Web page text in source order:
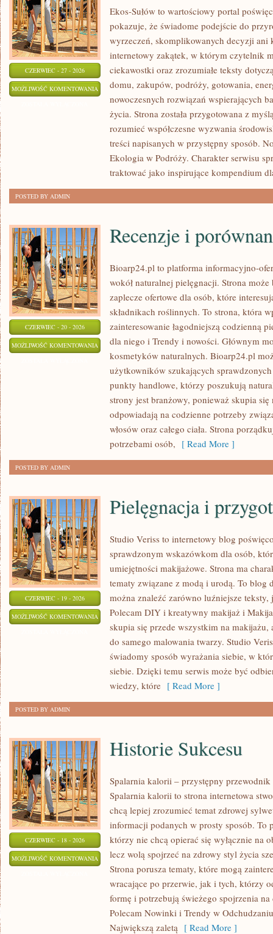
CZERWIEC - 27 - 2026
MOŻLIWOŚĆ KOMENTOWANIA ŚWIADOME
ZAKUPY
Ekos-Sułów to wartościowy portal
pokazuje, że świadome podejście do
wyrzeczeń, skomplikowanych decyzji ani
internetowy zakątek, w którym czytelnik
ciekawostki oraz zrozumiałe teksty
domu, zakupów, podróży, gotowania,
nowoczesnych rozwiązań wspierających
życia. Strona została przygotowana z
rozumieć współczesne wyzwania
treści napisanych w przystępny sposób.
Ekologia w Podróży. Charakter serwisu
traktować jako inspirujące kompendium
POSTED BY ADMIN
CZERWIEC - 20 - 2026
MOŻLIWOŚĆ KOMENTOWANIA RECENZJE
PORÓWNANIA
Recenzje i
Bioarp24.pl to platforma informacyjno-
wokół naturalnej pielęgnacji. Strona
zaplecze ofertowe dla osób, które
składnikach roślinnych. To strona, która
zainteresowanie łagodniejszą codzienną
dla niego i Trendy i nowości. Głównym
kosmetyków naturalnych. Bioarp24.pl
użytkowników szukających
punkty handlowe, którzy poszukują
strony jest branżowy, ponieważ skupia
odpowiadają na codzienne potrzeby
włosów oraz całego ciała. Strona
potrzebami osób, [ Read More ]
POSTED BY ADMIN
CZERWIEC - 19 - 2026
MOŻLIWOŚĆ KOMENTOWANIA PIELĘGNACJA
PRZYGOTOWANIE
SKÓRY
Pielęgnacja i
Studio Veriss to internetowy blog
sprawdzonym wskazówkom dla osób,
umiejętności makijażowe. Strona ma
tematy związane z modą i urodą. To blog
można znaleźć zarówno luźniejsze
Polecam DIY i kreatywny makijaż i
skupia się przede wszystkim na makijażu,
do samego malowania twarzy. Studio
świadomy sposób wyrażania siebie, w
siebie. Dzięki temu serwis może być
wiedzy, które [ Read More ]
POSTED BY ADMIN
CZERWIEC - 18 - 2026
MOŻLIWOŚĆ KOMENTOWANIA HISTORIE
SUKCESU
Historie Sukcesu
Spalarnia kalorii – przystępny przewodnik
Spalarnia kalorii to strona internetowa
chcą lepiej zrozumieć temat zdrowej
informacji podanych w prosty sposób. To
którzy nie chcą opierać się wyłącznie na
lecz wolą spojrzeć na zdrowy styl życia
Strona porusza tematy, które mogą
wracające po przerwie, jak i tych, którzy
formę i potrzebują świeżego spojrzenia
Polecam Nowinki i Trendy w
Największą zaletą [ Read More ]